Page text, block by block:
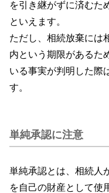
を引き継がずに済むた
といえます。
ただし、相続放棄には
内という期限があるた
いる事実が判明した際
す。
単純承認に注意
単純承認とは、相続人
を自己の財産として使